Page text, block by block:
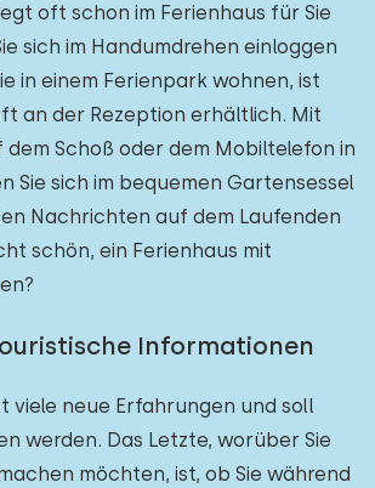
oft schon im Ferienhaus für Sie
sich im Handumdrehen einloggen
in einem Ferienpark wohnen, ist
an der Rezeption erhältlich. Mit
Schoß oder dem Mobiltelefon in
Sie sich im bequemen Gartensessel
Nachrichten auf dem Laufenden
schön, ein Ferienhaus mit
Informationen
viele neue Erfahrungen und soll
werden. Das Letzte, worüber Sie
möchten, ist, ob Sie während